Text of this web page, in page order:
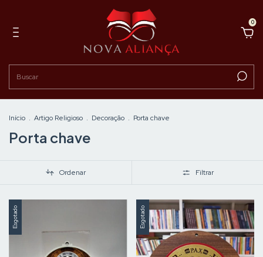
0
Início . Artigo Religioso . Decoração . Porta chave
Porta chave
Ordenar Filtrar
Esgotado Esgotado